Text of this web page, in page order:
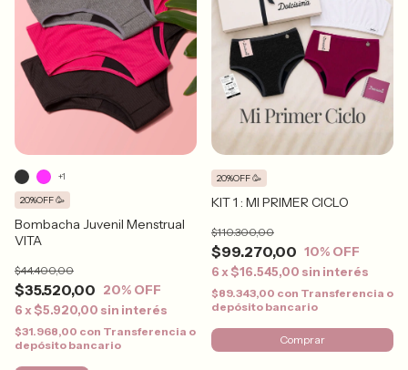
Bombacha Juvenil Menstrual
VITA
$35.520,00
$44.400,00
20% OFF
6x$5.920,00 sin interés
20%OFF 🥳
$31.968,00 con Transferencia o
depósito bancario
+1
KIT 1 : MI PRIMER CICLO
$99.270,00
$110.300,00
10% OFF
6 x$16.545,00 sin interés
20%OFF 🥳
$89.343,00 con Transferencia o
depósito bancario
Comprar